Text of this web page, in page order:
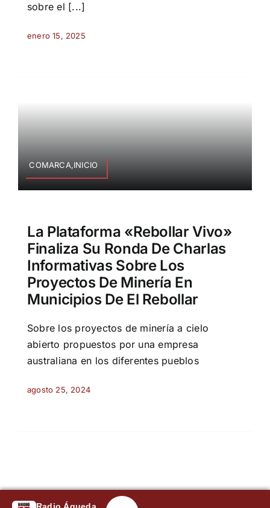
sobre el [...]
enero 15, 2025
COMARCA,INICIO
La Plataforma «Rebollar Vivo»
Finaliza Su Ronda De Charlas
Informativas Sobre Los
Proyectos De Minería En
Municipios De El Rebollar
Sobre los proyectos de minería a cielo
abierto propuestos por una empresa
australiana en los diferentes pueblos
agosto 25, 2024
Radio Águeda